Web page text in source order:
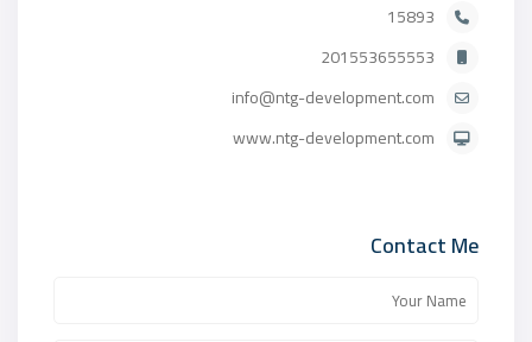
15893
201553655553
info@ntg-development.com
www.ntg-development.com
Contact Me